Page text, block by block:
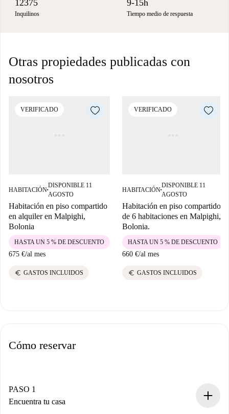
12375
Inquilinos
9-15h
Tiempo medio de respuesta
Otras propiedades publicadas con
nosotros
VERIFICADO
HABITACIÓN■
DISPONIBLE 11
AGOSTO
Habitación en piso compartido
en alquiler en Malpighi,
Bolonia
675 €/al mes
HASTA UN 5 % DE DESCUENTO
euro GASTOS INCLUIDOS
VERIFICADO
HABITACIÓN■
DISPONIBLE 11
AGOSTO
Habitación en piso compartido
de 6 habitaciones en Malpighi,
Bolonia.
660 €/al mes
HASTA UN 5 % DE DESCUENTO
euro GASTOS INCLUIDOS
Cómo reservar
PASO 1
Encuentra tu casa